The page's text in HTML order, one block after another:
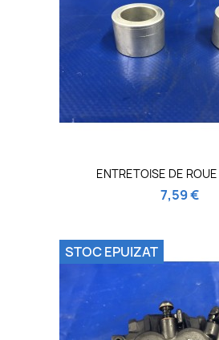
ENTRETOISE DE
7,59 €
STOC EPUIZAT